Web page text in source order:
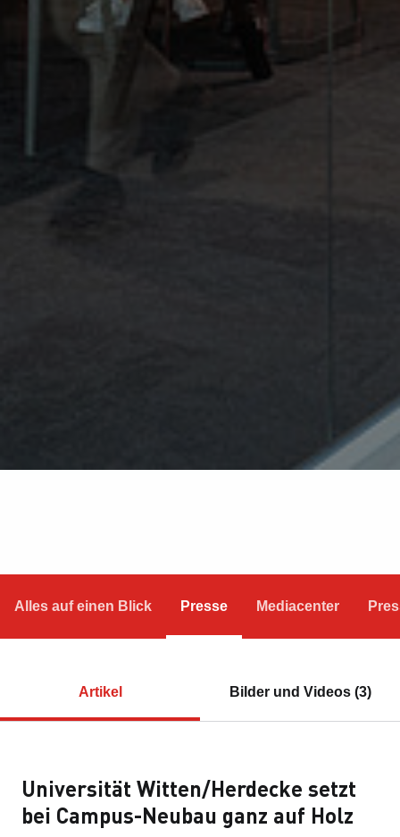
Alles auf einen Blick Presse Mediacenter
Artikel Bilder und Videos (3)
Universität Witten/Herdecke setzt
bei Campus-Neubau ganz auf Holz